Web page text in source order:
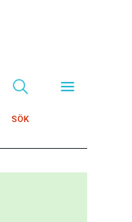
SÖK